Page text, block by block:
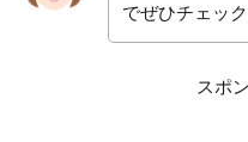
でぜひチェッ
スポ